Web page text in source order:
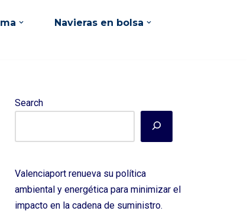
Navieras en bolsa
Search
Valenciaport renueva su política
ambiental y energética para minimizar el
impacto en la cadena de suministro.